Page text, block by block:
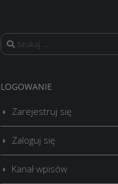
Szukaj:
LOGOWANIE
Zarejestruj się
Zaloguj się
Kanał wpisów